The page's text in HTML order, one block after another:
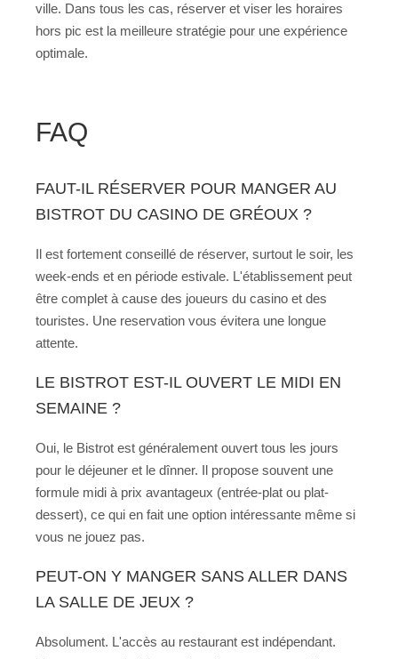
ville. Dans tous les cas, réserver et viser les horaires
hors pic est la meilleure stratégie pour une expérience
optimale.
FAQ
FAUT-IL RÉSERVER POUR MANGER AU
BISTROT DU CASINO DE GRÉOUX ?
Il est fortement conseillé de réserver, surtout le soir, les
week-ends et en période estivale. L'établissement peut
être complet à cause des joueurs du casino et des
touristes. Une reservation vous évitera une longue
attente.
LE BISTROT EST-IL OUVERT LE MIDI EN
SEMAINE ?
Oui, le Bistrot est généralement ouvert tous les jours
pour le déjeuner et le dînner. Il propose souvent une
formule midi à prix avantageux (entrée-plat ou plat-
dessert), ce qui en fait une option intéressante même si
vous ne jouez pas.
PEUT-ON Y MANGER SANS ALLER DANS
LA SALLE DE JEUX ?
Absolument. L'accès au restaurant est indépendant.